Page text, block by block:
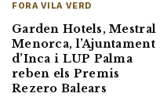
FORA VILA VERD
Garden Hotels, Mestral
Menorca, l’Ajuntament
d’Inca i LUP Palma
reben els Premis
Rezero Balears